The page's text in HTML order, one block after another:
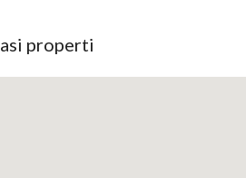
properti